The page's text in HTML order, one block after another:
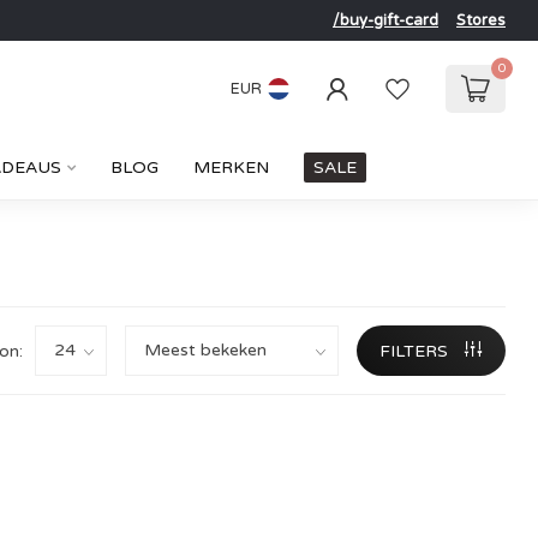
/buy-gift-card Stores
EUR
0
BLOG MERKEN SALE
FILTERS